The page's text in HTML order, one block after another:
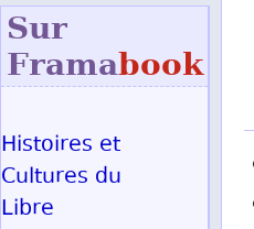
Sur
Framabook
Histoires et
Cultures du
Libre